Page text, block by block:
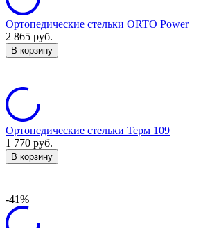
Ортопедические стельки ORTO Power
2 865 руб.
В корзину
Ортопедические стельки Терм 109
1 770 руб.
В корзину
-41%